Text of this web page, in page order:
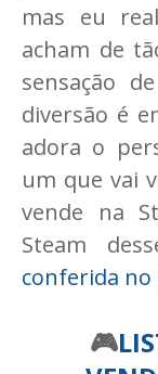
mas eu
acham de
sensação
diversão é
adora o
um que vai
vende na
Steam
conferida no
🎮